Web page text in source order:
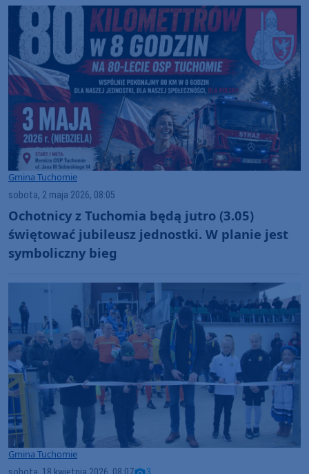
Gmina Tuchomie
sobota, 2 maja 2026, 08:05
Ochotnicy z Tuchomia będą jutro (3.05)
świętować jubileusz jednostki. W planie jest
symboliczny bieg
Gmina Tuchomie